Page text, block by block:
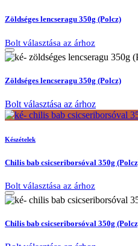
Zöldséges lencseragu 350g (Polcz)
Bolt választása az árhoz
Zöldséges lencseragu 350g (Polcz)
Bolt választása az árhoz
Készételek
Chilis bab csicseriborsóval 350g
Bolt választása az árhoz
Chilis bab csicseriborsóval 350g